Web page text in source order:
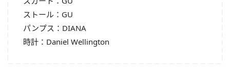
ストール：GU
パンプス：DIANA
時計：Daniel Wellington